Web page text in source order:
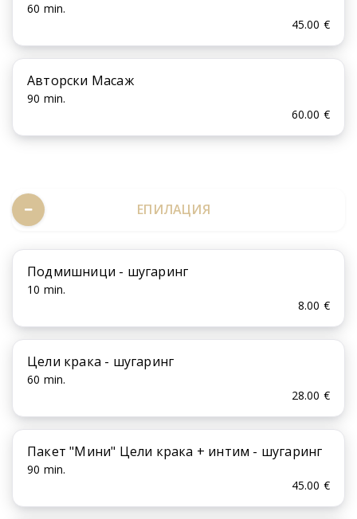
60 min.
45.00 €
Авторски Масаж
90 min.
60.00 €
ЕПИЛАЦИЯ
Подмишници - шугаринг
10 min.
8.00 €
Цели крака - шугаринг
60 min.
28.00 €
Пакет "Мини" Цели крака + интим - шугаринг
90 min.
45.00 €